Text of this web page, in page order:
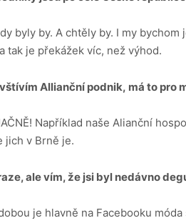
byly by. A chtěly by. I my
tak je překážek víc, než výhod.
Allianční podnik, má to pro
Například naše Alianční
jich v Brně je.
ale vím, že jsi byl nedávno
je hlavně na Facebooku